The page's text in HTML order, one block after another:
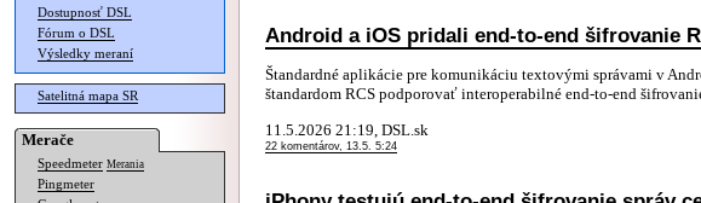
Dostupnosť DSL
Fórum o DSL
Výsledky meraní
Satelitná mapa SR
Merače
Speedmeter Merania
Pingmeter
Android a iOS pridali end-to-end šifrovanie
Štandardné aplikácie pre komunikáciu textovými správami v
štandardom RCS podporovať interoperabilné end-to-end
11.5.2026 21:19, DSL.sk
22 komentárov, 13.5. 5:24